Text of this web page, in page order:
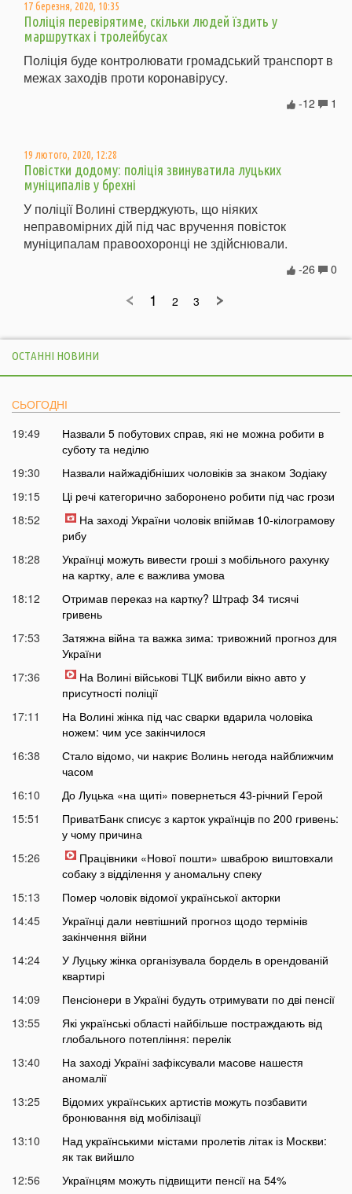
17 березня, 2020, 10:35
Поліція перевірятиме, скільки людей їздить у
маршрутках і тролейбусах
Поліція буде контролювати громадський транспорт в
межах заходів проти коронавірусу.
1
-12
19 лютого, 2020, 12:28
Повістки додому: поліція звинуватила луцьких
муніципалів у брехні
У поліції Волині стверджують, що ніяких
неправомірних дій під час вручення повісток
муніципалам правоохоронці не здійснювали.
0
-26
1 2 3
ОСТАННІ НОВИНИ
СЬОГОДНІ
19:49
Назвали 5 побутових справ, які не можна робити в
суботу та неділю
19:30
Назвали найжадібніших чоловіків за знаком Зодіаку
19:15
Ці речі категорично заборонено робити під час грози
18:52
На заході України чоловік впіймав 10-кілограмову
рибу
18:28
Українці можуть вивести гроші з мобільного рахунку
на картку, але є важлива умова
18:12
Отримав переказ на картку? Штраф 34 тисячі
гривень
17:53
Затяжна війна та важка зима: тривожний прогноз для
України
17:36
На Волині військові ТЦК вибили вікно авто у
присутності поліції
17:11
На Волині жінка під час сварки вдарила чоловіка
ножем: чим усе закінчилося
16:38
Стало відомо, чи накриє Волинь негода найближчим
часом
16:10
До Луцька «на щиті» повернеться 43-річний Герой
15:51
ПриватБанк списує з карток українців по 200 гривень:
у чому причина
15:26
Працівники «Нової пошти» шваброю виштовхали
собаку з відділення у аномальну спеку
15:13
Помер чоловік відомої української акторки
14:45
Українці дали невтішний прогноз щодо термінів
закінчення війни
14:24
У Луцьку жінка організувала бордель в орендованій
квартирі
14:09
Пенсіонери в Україні будуть отримувати по дві пенсії
13:55
Які українські області найбільше постраждають від
глобального потепління: перелік
13:40
На заході Україні зафіксували масове нашестя
аномалії
13:25
Відомих українських артистів можуть позбавити
бронювання від мобілізації
13:10
Над українськими містами пролетів літак із Москви:
як так вийшло
12:56
Українцям можуть підвищити пенсії на 54%